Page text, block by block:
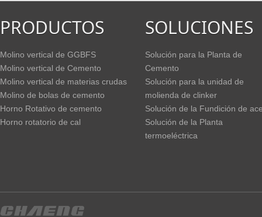
PRODUCTOS
Molino vertical de GGBFS
Molino vertical de Cemento
Molino vertical de materias crudas
Molino de bolas de cemento
Horno Rotativo de cemento
Horno rotatorio de cal
SOLUCIONES
Solución para la Planta de
Cemento
Solución para la unidad de
molienda de clinker
Solución de la Fundición de
Solución de la Planta
termoeléctrica